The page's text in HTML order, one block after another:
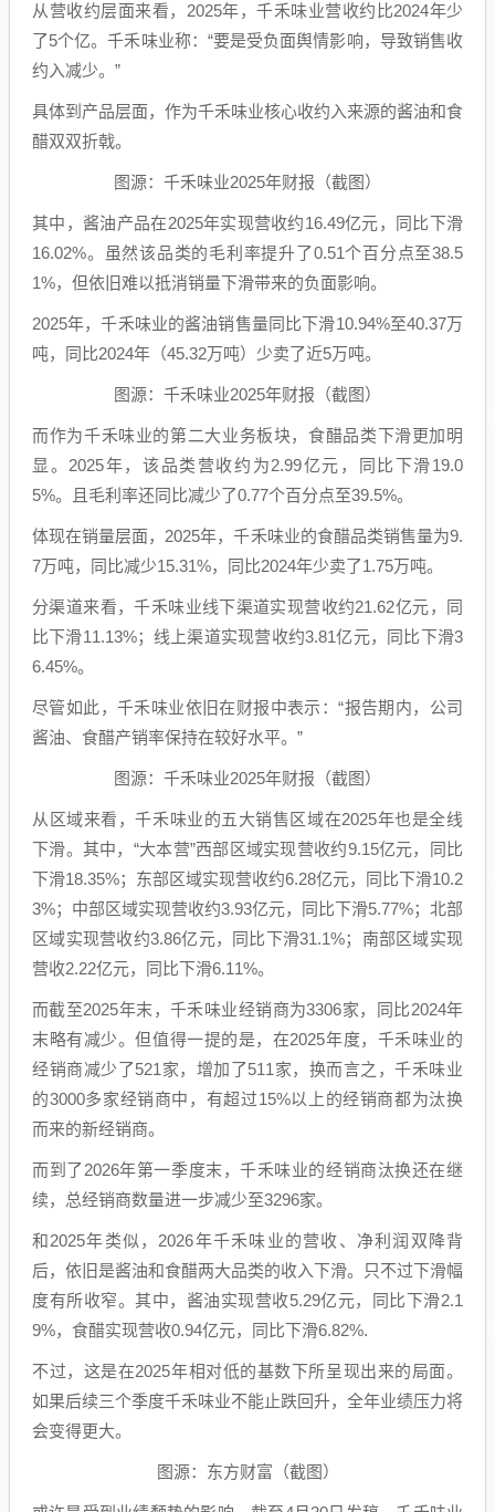
从营收约层面来看，2025年，千禾味业营收约比2024年少
了5个亿。千禾味业称：“要是受负面舆情影响，导致销售收
约入减少。”
具体到产品层面，作为千禾味业核心收约入来源的酱油和食
醋双双折戟。
图源：千禾味业2025年财报（截图）
其中，酱油产品在2025年实现营收约16.49亿元，同比下滑
16.02%。虽然该品类的毛利率提升了0.51个百分点至38.5
1%，但依旧难以抵消销量下滑带来的负面影响。
2025年，千禾味业的酱油销售量同比下滑10.94%至40.37万
吨，同比2024年（45.32万吨）少卖了近5万吨。
图源：千禾味业2025年财报（截图）
而作为千禾味业的第二大业务板块，食醋品类下滑更加明
显。2025年，该品类营收约为2.99亿元，同比下滑19.0
5%。且毛利率还同比减少了0.77个百分点至39.5%。
体现在销量层面，2025年，千禾味业的食醋品类销售量为9.
7万吨，同比减少15.31%，同比2024年少卖了1.75万吨。
分渠道来看，千禾味业线下渠道实现营收约21.62亿元，同
比下滑11.13%；线上渠道实现营收约3.81亿元，同比下滑3
6.45%。
尽管如此，千禾味业依旧在财报中表示：“报告期内，公司
酱油、食醋产销率保持在较好水平。”
图源：千禾味业2025年财报（截图）
从区域来看，千禾味业的五大销售区域在2025年也是全线
下滑。其中，“大本营”西部区域实现营收约9.15亿元，同比
下滑18.35%；东部区域实现营收约6.28亿元，同比下滑10.2
3%；中部区域实现营收约3.93亿元，同比下滑5.77%；北部
区域实现营收约3.86亿元，同比下滑31.1%；南部区域实现
营收2.22亿元，同比下滑6.11%。
而截至2025年末，千禾味业经销商为3306家，同比2024年
末略有减少。但值得一提的是，在2025年度，千禾味业的
经销商减少了521家，增加了511家，换而言之，千禾味业
的3000多家经销商中，有超过15%以上的经销商都为汰换
而来的新经销商。
而到了2026年第一季度末，千禾味业的经销商汰换还在继
续，总经销商数量进一步减少至3296家。
和2025年类似，2026年千禾味业的营收、净利润双降背
后，依旧是酱油和食醋两大品类的收入下滑。只不过下滑幅
度有所收窄。其中，酱油实现营收5.29亿元，同比下滑2.1
9%，食醋实现营收0.94亿元，同比下滑6.82%.
不过，这是在2025年相对低的基数下所呈现出来的局面。
如果后续三个季度千禾味业不能止跌回升，全年业绩压力将
会变得更大。
图源：东方财富（截图）